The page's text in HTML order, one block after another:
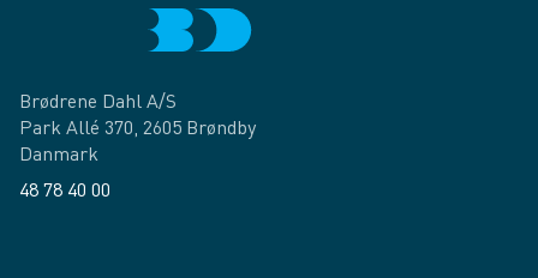
Brødrene Dahl A/S
Park Allé 370, 2605 Brøndby
Danmark
48 78 40 00